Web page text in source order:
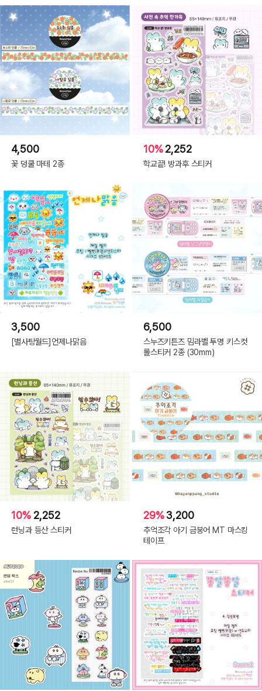
4,500
꽃 덩쿨 마테 2종
10%2,252
학교끝! 방과후 스티커
3,500
[별사탕월드]언제나맑음
6,500
스누즈키튼즈 밈라벨 투명 키스컷
롤스티커 2종 (30mm)
10% 2,252
런닝과 등산 스티커
29%3,200
추억조각 아기 금붕어 MT 마스킹
테이프